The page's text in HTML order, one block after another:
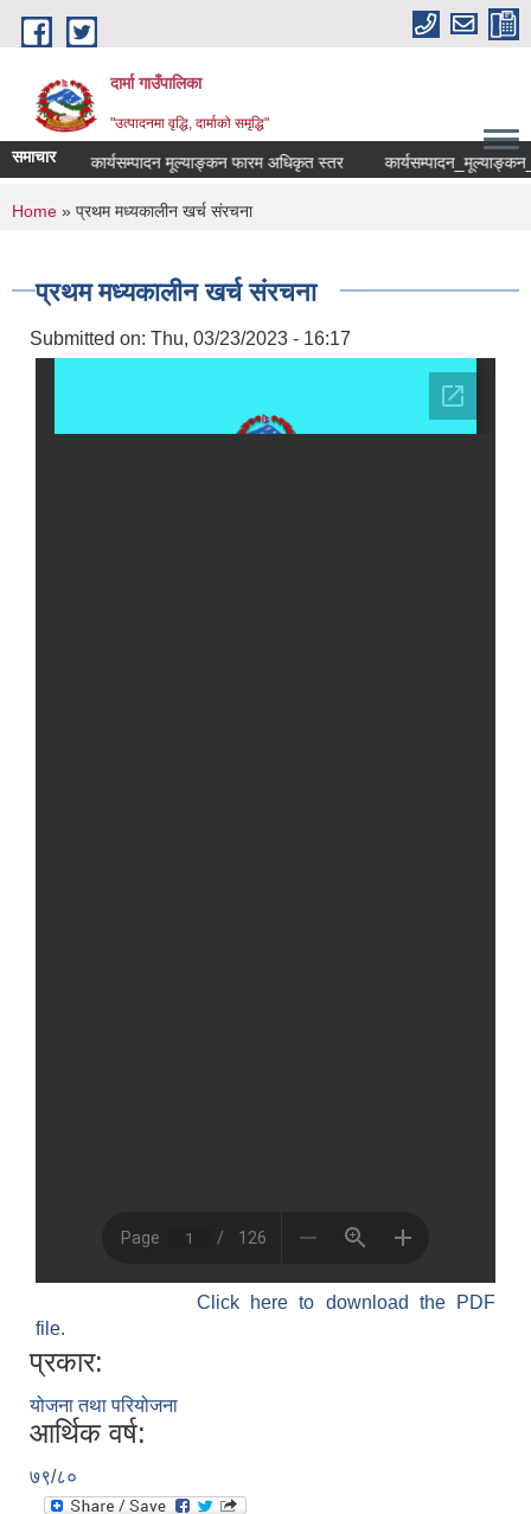
Skip to main content
दार्मा गाउँपालिका
"उत्पादनमा वृद्धि, दार्माको समृद्धि"
समाचारकार्यसम्पादन मूल्याङ्कन फारम अधिकृत स्तर
You are here
Home » प्रथम मध्यकालीन खर्च संरचना
प्रथम मध्यकालीन खर्च संरचना
Submitted on: Thu, 03/23/2023 - 16:17
Click here to download the PDF
file.
प्रकार:
योजना तथा परियोजना
आर्थिक वर्ष:
७९/८०